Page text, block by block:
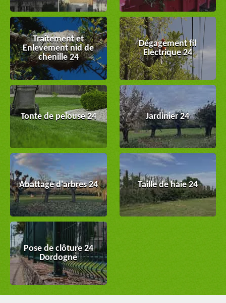
Traitement et
Enlevement nid de
chenille 24
Dégagement fil
Electrique 24
Tonte de pelouse 24 Jardinier 24
Abattage d'arbres 24 Taille de haie 24
Pose de clôture 24
Dordogne